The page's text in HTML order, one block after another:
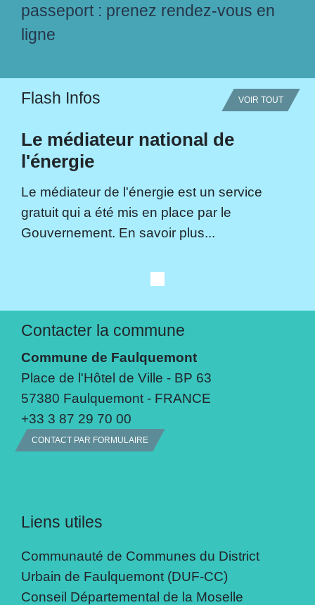
passeport : prenez rendez-vous en
ligne
Flash Infos VOIR TOUT
Le médiateur national de
l'énergie
Le médiateur de l'énergie est un service
gratuit qui a été mis en place par le
Gouvernement. En savoir plus...
Contacter la commune
Commune de Faulquemont
Place de l'Hôtel de Ville - BP 63
57380 Faulquemont - FRANCE
+33 3 87 29 70 00
CONTACT PAR FORMULAIRE
Liens utiles
Communauté de Communes du District
Urbain de Faulquemont (DUF-CC)
Conseil Départemental de la Moselle